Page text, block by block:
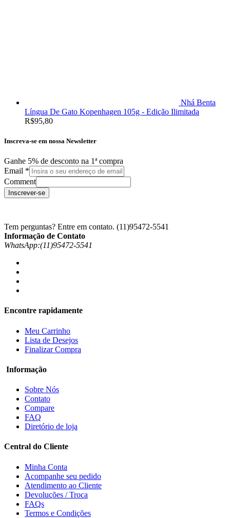
Nhá Benta
Língua De Gato Kopenhagen 105g - Edição Ilimitada
R$95,80
Inscreva-se em nossa Newsletter
Ganhe 5% de desconto na 1ª compra
Email *
Comment
Inscrever-se
Tem perguntas? Entre em contato. (11)95472-5541
Informação de Contato
WhatsApp:(11)95472-5541
Encontre rapidamente
Meu Carrinho
Lista de Desejos
Finalizar Compra
Informação
Sobre Nós
Contato
Compare
FAQ
Diretório de loja
Central do Cliente
Minha Conta
Acompanhe seu pedido
Atendimento ao Cliente
Devoluções / Troca
FAQs
Termos e Condições